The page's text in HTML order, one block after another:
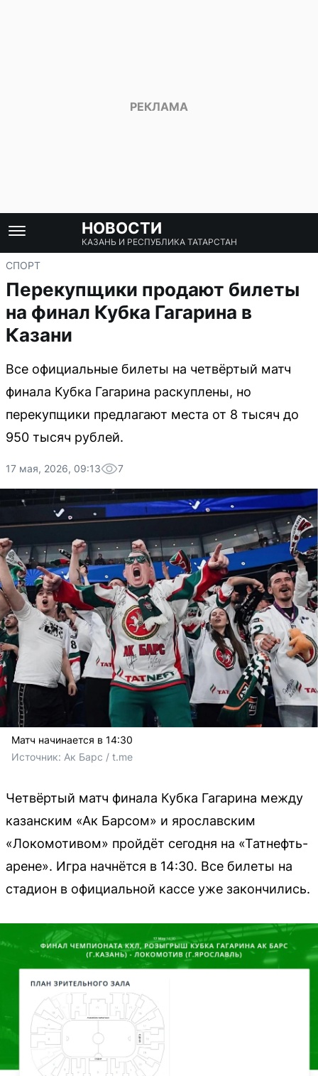
НОВОСТИ
КАЗАНЬ И РЕСПУБЛИКА ТАТАРСТАН
СПОРТ
Перекупщики продают билеты
на финал Кубка Гагарина в
Казани
Все официальные билеты на четвёртый матч
финала Кубка Гагарина раскуплены, но
перекупщики предлагают места от 8 тысяч до
950 тысяч рублей.
17 мая, 2026, 09:13 7
Матч начинается в 14:30
Источник: Ак Барс / t.me
Четвёртый матч финала Кубка Гагарина между
казанским «Ак Барсом» и ярославским
«Локомотивом» пройдёт сегодня на «Татнефть-
арене». Игра начнётся в 14:30. Все билеты на
стадион в официальной кассе уже закончились.